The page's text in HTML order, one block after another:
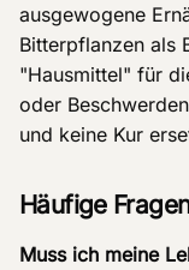
ausgewogene
Bitterpflanzen als
"Hausmittel" für
oder
und keine Kur
Häufige
Muss ich meine